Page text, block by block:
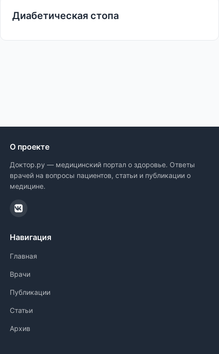
Диабетическая стопа
О проекте
Доктор.ру — медицинский портал о здоровье. Ответы
врачей на вопросы пациентов, статьи и публикации о
медицине.
Навигация
Главная
Врачи
Публикации
Статьи
Архив